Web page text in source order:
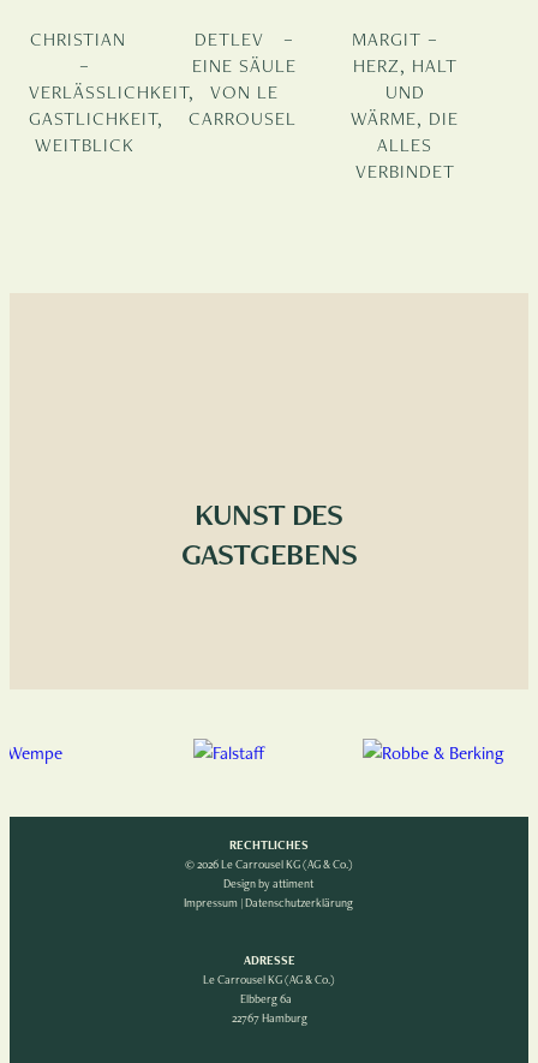
CHRISTIAN
–
VERLÄSSLICHKEIT,
GASTLICHKEIT,
WEITBLICK
DETLEV –
EINE SÄULE
VON LE
CARROUSEL
MARGIT –
HERZ, HALT
UND
WÄRME, DIE
ALLES
VERBINDET
KUNST DES
GASTGEBENS
RECHTLICHES
© 2026 Le Carrousel KG (AG & Co.)
Design byattiment
Impressum|Datenschutzerklärung
ADRESSE
Le Carrousel KG (AG & Co.)
Elbberg 6a
22767 Hamburg